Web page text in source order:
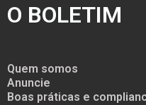
O BOLETIM
Quem somos
Anuncie
Boas práticas e